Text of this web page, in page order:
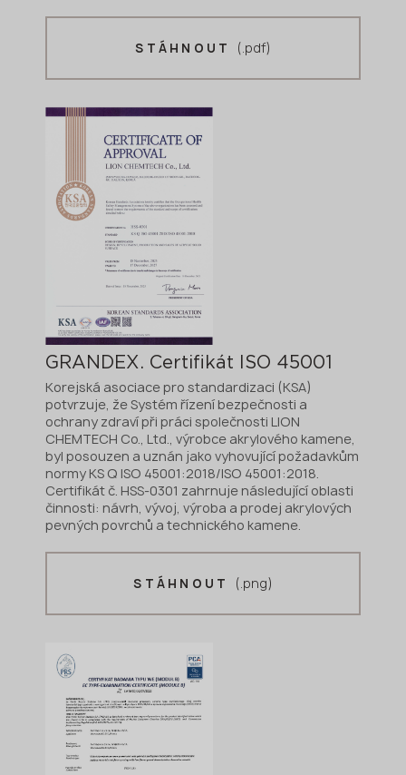
STÁHNOUT (.pdf)
GRANDEX. Certifikát ISO 45001
Korejská asociace pro standardizaci (KSA)
potvrzuje, že Systém řízení bezpečnosti a
ochrany zdraví při práci společnosti LION
CHEMTECH Co., Ltd., výrobce akrylového kamene,
byl posouzen a uznán jako vyhovující požadavkům
normy KS Q ISO 45001:2018/ISO 45001:2018.
Certifikát č. HSS-0301 zahrnuje následující oblasti
činnosti: návrh, vývoj, výroba a prodej akrylových
pevných povrchů a technického kamene.
STÁHNOUT (.png)